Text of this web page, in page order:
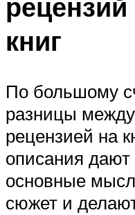
книг
По большому
разницы
рецензией на
описания дают
основные
сюжет и